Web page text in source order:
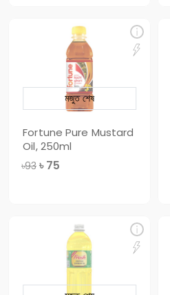
Fortune Pure Mustard
Oil, 250ml
৳93 ৳ 75
মজুত শেষ